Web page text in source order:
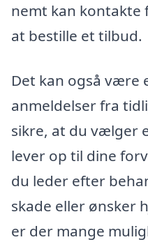
nemt kan
at bestille et tilbud.
Det kan også være
anmeldelser fra
sikre, at du vælger
lever op til dine
du leder efter
skade eller
er der mange